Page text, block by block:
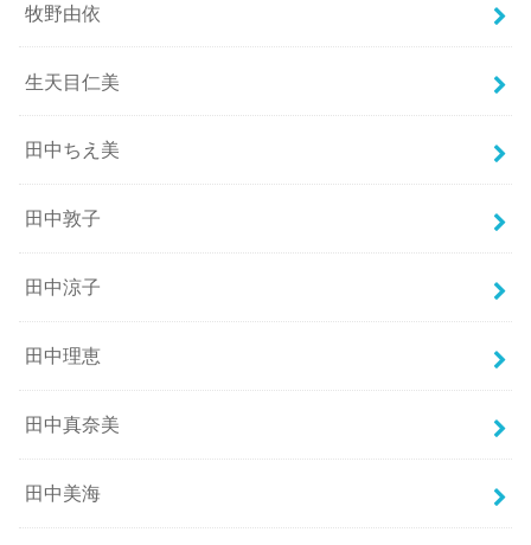
牧野由依
生天目仁美
田中ちえ美
田中敦子
田中涼子
田中理恵
田中真奈美
田中美海